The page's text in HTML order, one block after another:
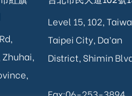
Level 15, 102,
Taipei City, Da’an
District, Shimin